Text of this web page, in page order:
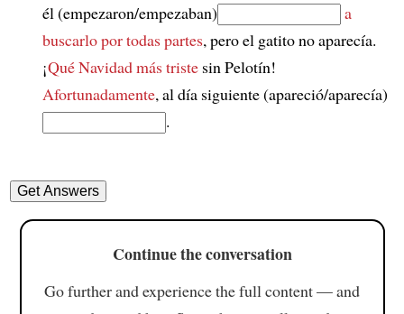
él (empezaron/empezaban)
a
buscarlo por todas partes, pero el gatito no aparecía.
¡Qué Navidad más tristesin Pelotín!
Afortunadamente, al día siguiente (apareció/aparecía)
.
Continue the conversation
Go further and experience the full content — and